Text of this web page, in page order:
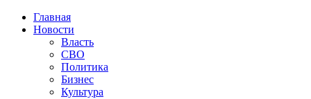
Главная
Новости
Власть
СВО
Политика
Бизнес
Культура